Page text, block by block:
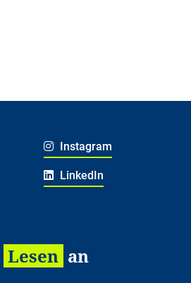
Instagram
LinkedIn
Lesen an